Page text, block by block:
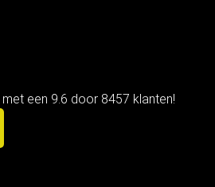
een 9.6 door 8457 klanten!